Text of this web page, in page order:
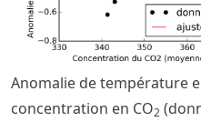
Anomalie de température
concentration en CO2